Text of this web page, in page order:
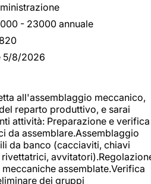
- 23000 annuale
5/8/2026
all'assemblaggio meccanico,
reparto produttivo, e sarai
attività: Preparazione e verifica
da assemblare.Assemblaggio
da banco (cacciaviti, chiavi
assemblate.Verifica
dei gruppi